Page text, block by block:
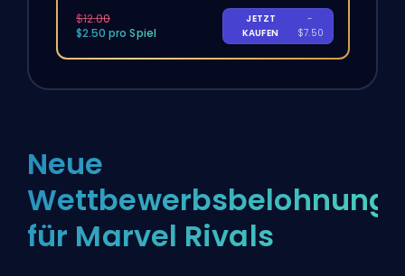
$12.00
$2.50 pro Spiel
JETZT
KAUFEN
-
$7.50
Neue
für Marvel Rivals